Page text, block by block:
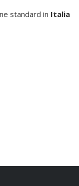
standard in Italia